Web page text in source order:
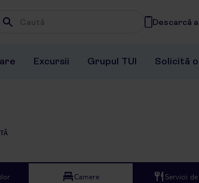
Wpisz frazę, której szukasz
Descarcă
Excursii Grupul TUI Solicită
Camere Servicii